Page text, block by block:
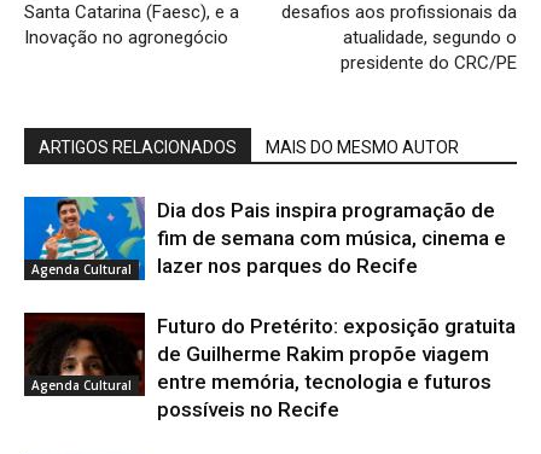
Santa Catarina (Faesc), e a
Inovação no agronegócio
desafios aos profissionais da
atualidade, segundo o
presidente do CRC/PE
ARTIGOS RELACIONADOS MAIS DO MESMO AUTOR
Agenda Cultural
Dia dos Pais inspira programação de
fim de semana com música, cinema e
lazer nos parques do Recife
Agenda Cultural
Futuro do Pretérito: exposição gratuita
de Guilherme Rakim propõe viagem
entre memória, tecnologia e futuros
possíveis no Recife